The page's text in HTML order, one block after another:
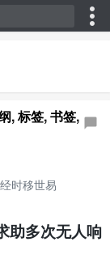
, 标签, 书签,
时移世易
助多次无人响